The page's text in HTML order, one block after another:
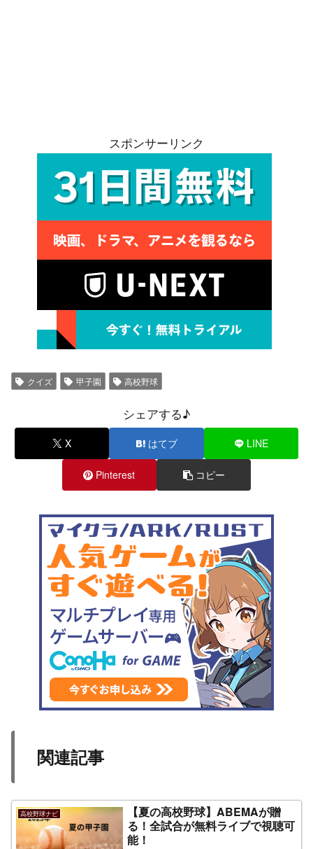
スポンサーリンク
クイズ 甲子園 高校野球
シェアする♪
X はてブ LINE
Pinterest コピー
関連記事
高校野球ナビ
【夏の高校野球】ABEMAが贈
る！全試合が無料ライブで視聴可
能！